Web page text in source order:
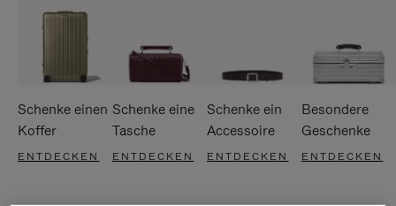
Schenke einen
Koffer
ENTDECKEN
Schenke eine
Tasche
ENTDECKEN
Schenke ein
Accessoire
ENTDECKEN
Besondere
Geschenke
ENTDECKEN